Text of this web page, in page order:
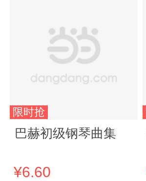
限时抢
巴赫初级钢琴曲集
¥6.60